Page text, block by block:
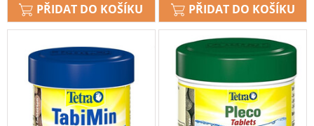
PŘIDAT DO KOŠÍKU PŘIDAT DO KOŠÍKU